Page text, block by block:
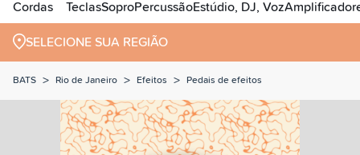
Cordas TeclasSoproPercussãoEstúdio, DJ, Voz
SELECIONE SUA REGIÃO
BATS > Rio de Janeiro > Efeitos > Pedais de efeitos